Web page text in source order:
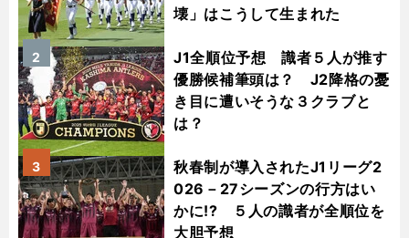
壊」はこうして生まれた
J1全順位予想 識者５人が推す
優勝候補筆頭は？ J2降格の憂
き目に遭いそうな３クラブと
は？
2
秋春制が導入されたJ1リーグ2
026－27シーズンの行方はい
かに!? ５人の識者が全順位を
大胆予想
3